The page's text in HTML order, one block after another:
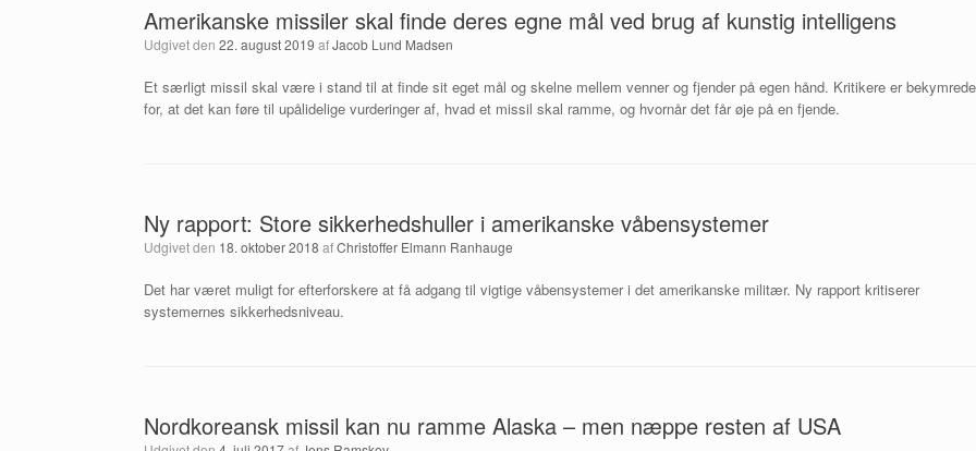
Amerikanske missiler skal finde deres egne mål ved brug af kunstig intelligens
Udgivet den 22. august 2019 afJacob Lund Madsen
Et særligt missil skal være i stand til at finde sit eget mål og skelne mellem venner og fjender på egen hånd. Kritikere er bekymrede
for, at det kan føre til upålidelige vurderinger af, hvad et missil skal ramme, og hvornår det får øje på en fjende.
Ny rapport: Store sikkerhedshuller i amerikanske våbensystemer
Udgivet den 18. oktober 2018 afChristoffer Elmann Ranhauge
Det har været muligt for efterforskere at få adgang til vigtige våbensystemer i det amerikanske militær. Ny rapport kritiserer
systemernes sikkerhedsniveau.
Nordkoreansk missil kan nu ramme Alaska – men næppe resten af USA